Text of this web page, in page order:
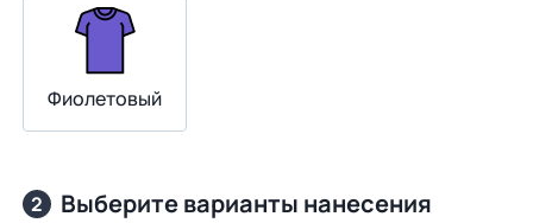
Фиолетовый
2 Выберите варианты нанесения